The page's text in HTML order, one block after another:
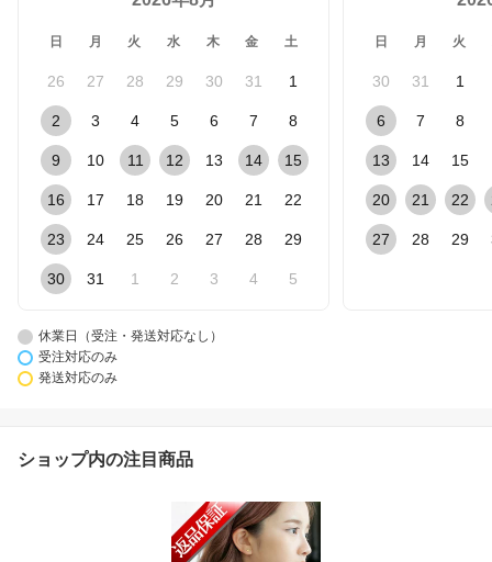
日 月 火 水 木 金 土
26 27 28 29 30 31 1
2 3 4 5 6 7 8
9 10 11 12 13 14 15
16 17 18 19 20 21 22
23 24 25 26 27 28 29
30 31 1 2 3 4 5
日 月 火
30 31 1
6 7 8
13 14 15
20 21 22
27 28 29
休業日（受注・発送対応なし）
受注対応のみ
発送対応のみ
ショップ内の注目商品